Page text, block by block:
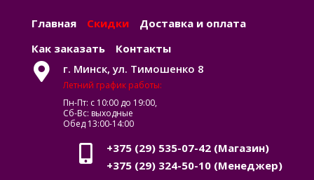
Главная Скидки
Доставка и оплата
Как заказать
Контакты
г. Минск, ул. Тимошенко 8
Летний график работы:
Пн-Пт: с 10:00 до 19:00,
Сб-Вс: выходные
Обед 13:00-14:00
+375 (29) 535-07-42 (Магазин)
+375 (29) 324-50-10 (Менеджер)